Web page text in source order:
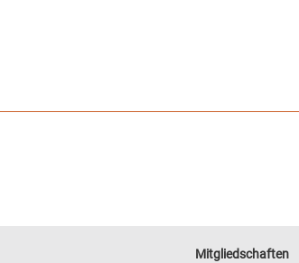
Mitgliedschaften